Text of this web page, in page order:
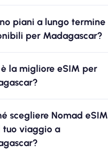
piani a lungo termine
per Madagascar?
la migliore eSIM per
scegliere Nomad eSIM
tuo viaggio a